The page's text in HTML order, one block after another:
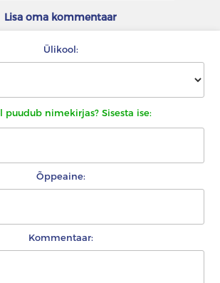
Lisa oma kommentaar
Ülikool:
puudub nimekirjas? Sisesta ise:
Õppeaine:
Kommentaar: